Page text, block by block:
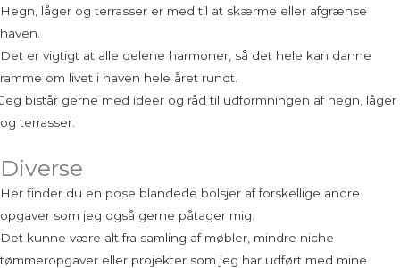
Hegn, låger og terrasser er med til at skærme eller afgrænse
haven.
Det er vigtigt at alle delene harmoner, så det hele kan danne
ramme om livet i haven hele året rundt.
Jeg bistår gerne med ideer og råd til udformningen af hegn, låger
og terrasser.
Diverse
Her finder du en pose blandede bolsjer af forskellige andre
opgaver som jeg også gerne påtager mig.
Det kunne være alt fra samling af møbler, mindre niche
tømmeropgaver eller projekter som jeg har udført med mine